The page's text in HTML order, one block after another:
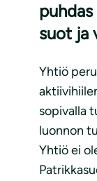
suot ja
Yhtiö
sopivalla
luonnon
Yhtiö ei